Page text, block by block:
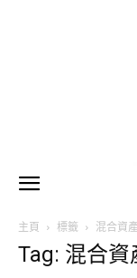
主頁 標籤 混合資產
Tag: 混合資